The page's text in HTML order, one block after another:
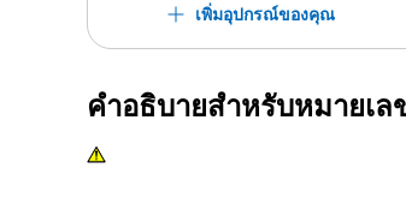
เพิ่มอุปกรณ์ของคุณ
คำอธิบายสำหรับหมายเ